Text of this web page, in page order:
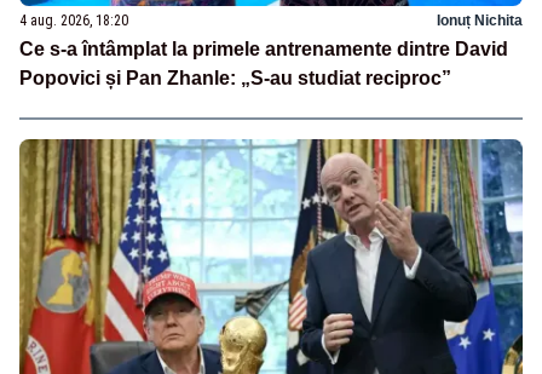
4 aug. 2026, 18:20 Ionuț Nichita
Ce s-a întâmplat la primele antrenamente dintre David
Popovici și Pan Zhanle: „S-au studiat reciproc”